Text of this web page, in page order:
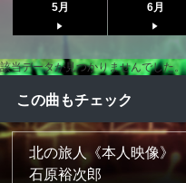
5月 6月
該当データが見つかりませんでした。
この曲もチェック
北の旅人《本人映像》
石原裕次郎